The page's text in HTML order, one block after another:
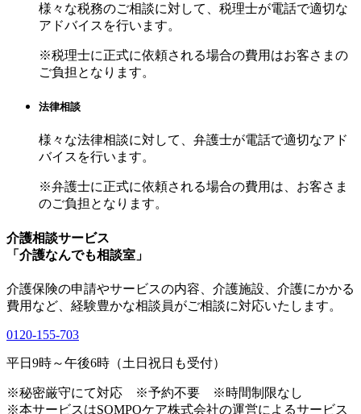
様々な税務のご相談に対して、税理士が電話で適切な
アドバイスを行います。
※税理士に正式に依頼される場合の費用はお客さまの
ご負担となります。
法律相談
様々な法律相談に対して、弁護士が電話で適切なアド
バイスを行います。
※弁護士に正式に依頼される場合の費用は、お客さま
のご負担となります。
介護相談サービス
「介護なんでも相談室」
介護保険の申請やサービスの内容、介護施設、介護にかかる
費用など、経験豊かな相談員がご相談に対応いたします。
0120-155-703
平日9時～午後6時（土日祝日も受付）
※秘密厳守にて対応 ※予約不要 ※時間制限なし
※本サービスはSOMPOケア株式会社の運営によるサービス